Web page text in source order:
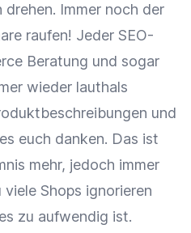
Immer noch der
raufen! Jeder SEO-
Beratung und sogar
wieder lauthals
und
euch danken. Das ist
mehr, jedoch immer
Shops ignorieren
zu aufwendig ist.